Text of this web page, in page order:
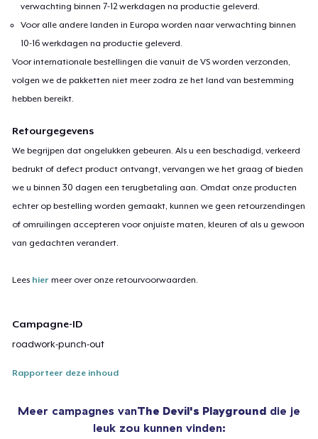
verwachting binnen 7-12 werkdagen na productie geleverd.
Voor alle andere landen in Europa worden naar verwachting binnen
10-16 werkdagen na productie geleverd.
Voor internationale bestellingen die vanuit de VS worden verzonden,
volgen we de pakketten niet meer zodra ze het land van bestemming
hebben bereikt.
Retourgegevens
We begrijpen dat ongelukken gebeuren. Als u een beschadigd, verkeerd
bedrukt of defect product ontvangt, vervangen we het graag of bieden
we u binnen 30 dagen een terugbetaling aan. Omdat onze producten
echter op bestelling worden gemaakt, kunnen we geen retourzendingen
of omruilingen accepteren voor onjuiste maten, kleuren of als u gewoon
van gedachten verandert.
Lees hier meer over onze retourvoorwaarden.
Campagne-ID
roadwork-punch-out
Rapporteer deze inhoud
Meer campagnes vanThe Devil's Playground die je
leuk zou kunnen vinden: